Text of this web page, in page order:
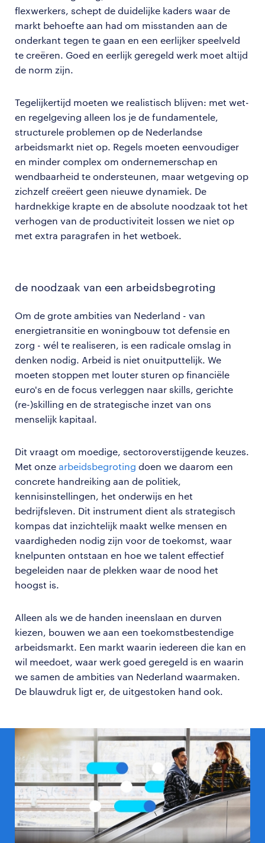
flexwerkers, schept de duidelijke kaders waar de
markt behoefte aan had om misstanden aan de
onderkant tegen te gaan en een eerlijker speelveld
te creëren. Goed en eerlijk geregeld werk moet altijd
de norm zijn.
Tegelijkertijd moeten we realistisch blijven: met wet-
en regelgeving alleen los je de fundamentele,
structurele problemen op de Nederlandse
arbeidsmarkt niet op. Regels moeten eenvoudiger
en minder complex om ondernemerschap en
wendbaarheid te ondersteunen, maar wetgeving op
zichzelf creëert geen nieuwe dynamiek. De
hardnekkige krapte en de absolute noodzaak tot het
verhogen van de productiviteit lossen we niet op
met extra paragrafen in het wetboek.
de noodzaak van een arbeidsbegroting
Om de grote ambities van Nederland - van
energietransitie en woningbouw tot defensie en
zorg - wél te realiseren, is een radicale omslag in
denken nodig. Arbeid is niet onuitputtelijk. We
moeten stoppen met louter sturen op financiële
euro's en de focus verleggen naar skills, gerichte
(re-)skilling en de strategische inzet van ons
menselijk kapitaal.
Dit vraagt om moedige, sectoroverstijgende keuzes.
Met onze arbeidsbegroting doen we daarom een
concrete handreiking aan de politiek,
kennisinstellingen, het onderwijs en het
bedrijfsleven. Dit instrument dient als strategisch
kompas dat inzichtelijk maakt welke mensen en
vaardigheden nodig zijn voor de toekomst, waar
knelpunten ontstaan en hoe we talent effectief
begeleiden naar de plekken waar de nood het
hoogst is.
Alleen als we de handen ineenslaan en durven
kiezen, bouwen we aan een toekomstbestendige
arbeidsmarkt. Een markt waarin iedereen die kan en
wil meedoet, waar werk goed geregeld is en waarin
we samen de ambities van Nederland waarmaken.
De blauwdruk ligt er, de uitgestoken hand ook.